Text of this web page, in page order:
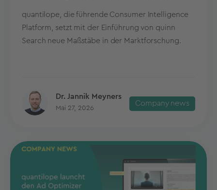
quantilope, die führende Consumer Intelligence
Platform, setzt mit der Einführung von quinn
Search neue Maßstäbe in der Marktforschung.
Dr. Jannik Meyners
Mai 27, 2026
Company news